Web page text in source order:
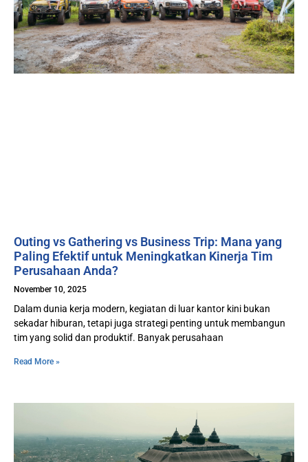
Outing vs Gathering vs Business Trip: Mana yang
Paling Efektif untuk Meningkatkan Kinerja Tim
Perusahaan Anda?
November 10, 2025
Dalam dunia kerja modern, kegiatan di luar kantor kini bukan
sekadar hiburan, tetapi juga strategi penting untuk membangun
tim yang solid dan produktif. Banyak perusahaan
Read More »